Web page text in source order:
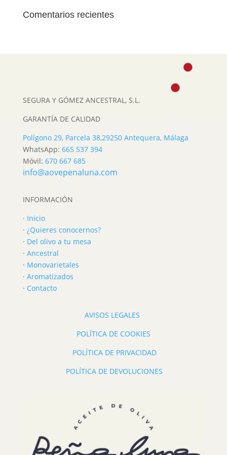
Comentarios recientes
SEGURA Y GÓMEZ ANCESTRAL, S.L.
GARANTÍA DE CALIDAD
Polígono 29, Parcela 38,29250 Antequera, Málaga
WhatsApp: 665 537 394
Móvil: 670 667 685
info@aovepenaluna.com
INFORMACIÓN
· Inicio
· ¿Quieres conocernos?
· Del olivo a tu mesa
· Ancestral
· Monovarietales
· Aromatizados
· Contacto
AVISOS LEGALES
POLÍTICA DE COOKIES
POLÍTICA DE PRIVACIDAD
POLÍTICA DE DEVOLUCIONES